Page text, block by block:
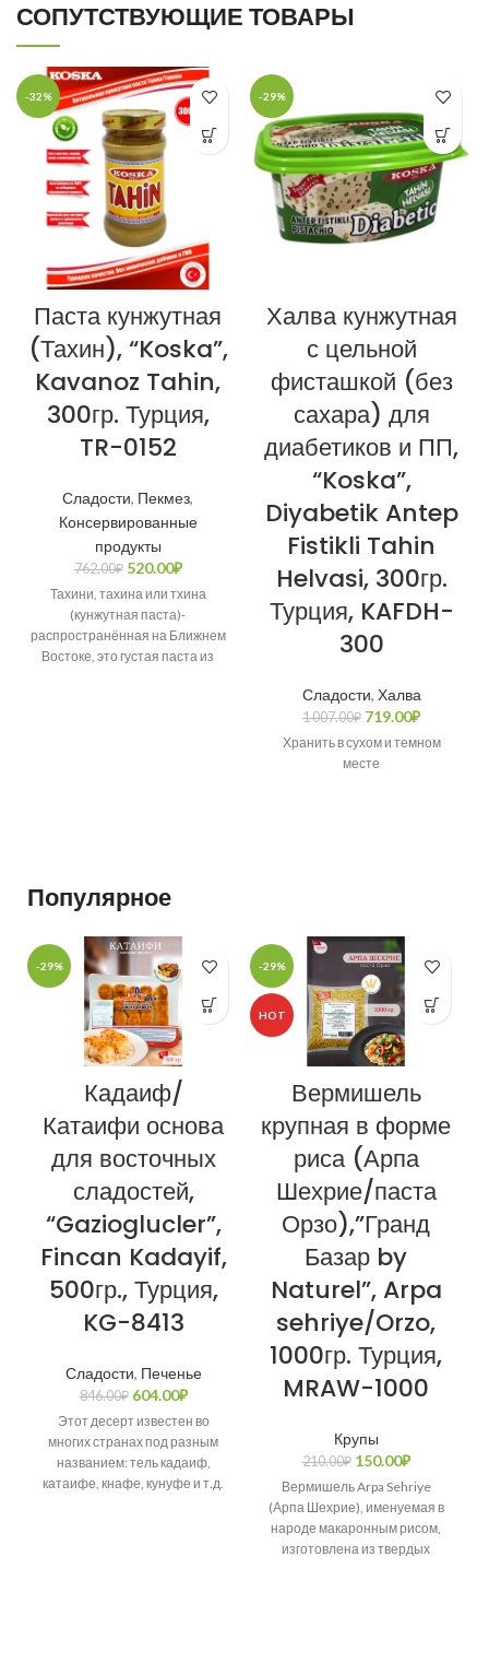
СОПУТСТВУЮЩИЕ ТОВАРЫ
-32%
Паста кунжутная
(Тахин), “Koska”,
Kavanoz Tahin,
300гр. Турция,
TR-0152
Сладости, Пекмез,
Консервированные
продукты
762.00₽ 520.00₽
Тахини, тахина или тхина
(кунжутная паста)-
распространённая на Ближнем
Востоке, это густая паста из
-29%
Халва кунжутная
с цельной
фисташкой (без
сахара) для
диабетиков и ПП,
“Koska”,
Diyabetik Antep
Fistikli Tahin
Helvasi, 300гр.
Турция, KAFDH-
300
Сладости, Халва
1 007.00₽ 719.00₽
Хранить в сухом и темном
месте
Популярное
-29%
Кадаиф/
Катаифи основа
для восточных
сладостей,
“Gazioglucler”,
Fincan Kadayif,
500гр., Турция,
KG-8413
Сладости, Печенье
846.00₽ 604.00₽
Этот десерт известен во
многих странах под разным
названием: тель кадаиф,
катаифе, кнафе, кунуфе и т.д.
-29%
HOT
Вермишель
крупная в форме
риса (Арпа
Шехрие/паста
Орзо),”Гранд
Базар by
Naturel”, Arpa
sehriye/Orzo,
1000гр. Турция,
MRAW-1000
Крупы
210.00₽ 150.00₽
Вермишель Arpa Sehriye
(Арпа Шехрие), именуемая в
народе макаронным рисом,
изготовлена из твердых